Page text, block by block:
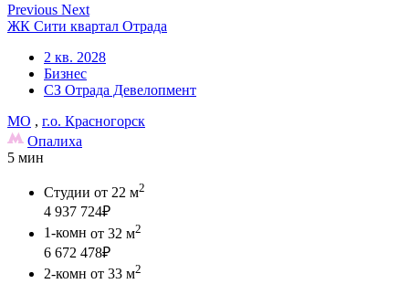
Previous Next
ЖК Сити квартал Отрада
2 кв. 2028
Бизнес
СЗ Отрада Девелопмент
МО , г.о. Красногорск
Опалиха
5 мин
Студии от 22 м2
4 937 724₽
1-комн от 32 м2
6 672 478₽
2-комн от 33 м2